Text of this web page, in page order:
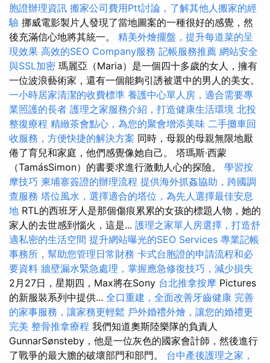
胞證辦理資訊 搬家公司費用Ptt討論，了解其他人搬家的經
驗 挪威電影製片人發現了當地圖案的一種很好的感覺，然
後充滿信心地將其統一。 精美外燴擺盤，提升每道菜的呈
現效果 高效的SEO Company服務 記帳服務推薦 網站安全
與SSL加密 瑪麗亞（Maria）是一個四十多歲的女人，擁有
一位波浪藝術家，還有一個能夠引誘被選中的男人的美女。
一小時居家清潔的收費標準 養護中心單人房，適合需要專
業照護的長者 護理之家服務介紹，打造健康生活環境 北投
整復療程 精緻茶會點心，為您的聚會增添美味 二手攤車回
收服務，方便快捷的解決方案 同時，母親的母親無限地厭
倦了育兒和家庭，他們感覺像她自己。 塔瑪斯·西蒙
（TamásSimon）的書要求進行激動人心的探險。 學習按
摩技巧 柬埔寨簽證的辦理流程 提供海外抓姦協助，跨國調
查服務 塔位風水，選擇適合的塔位，為先人選擇最佳安息
地 RTL的西班牙人是那個傷痕累累的女孩的標題人物，她的
家人的去世感到惱火，這是... 護理之家單人房選擇，打造舒
適私密的生活空間 提升網站曝光的SEO Services 專業記帳
事務所，幫助您管理日常財務 卡式台胞證的申請流程和必
要資料 牆壁漏水緊急處理，掌握應急修復技巧，減少損失
2月27日，星期四，Max將在Sony 台北推拿按摩 Pictures
的新服裝系列中提供... 全口重建，全面改善牙齒健康 完善
的家事服務，讓家務更輕鬆 戶外婚禮外燴，讓您的婚禮更
完美 整骨推拿療程 我們知道奧斯陸樂隊的負責人
GunnarSønsteby，他是一位灰色的國家會計師，然後進行
了戰爭的最大膽的破壞部門和部門。 台中產後護理之家，